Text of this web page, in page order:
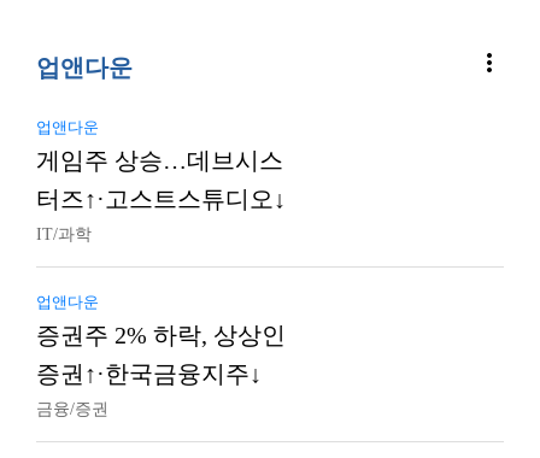
업앤다운 more_vert
업앤다운
게임주 상승…데브시스
터즈↑·고스트스튜디오↓
IT/과학
업앤다운
증권주 2% 하락, 상상인
증권↑·한국금융지주↓
금융/증권